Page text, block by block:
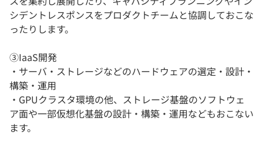
シデントレスポンスをプロダクトチームと協調しておこな
ったりします。
③IaaS開発
・サーバ・ストレージなどのハードウェアの選定・設計・
構築・運用
・GPUクラスタ環境の他、ストレージ基盤のソフトウェ
ア面や一部仮想化基盤の設計・構築・運用などもおこない
ます。